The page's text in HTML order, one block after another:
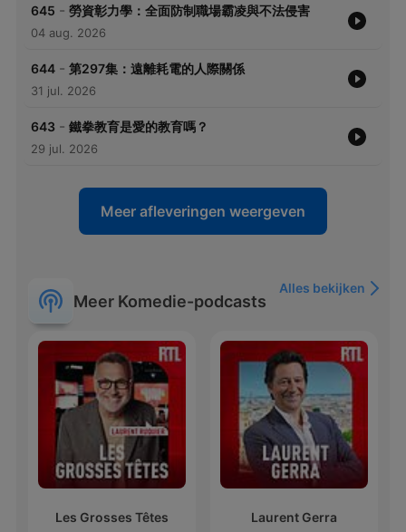
645 - 勞資彰力學：全面防制職場霸凌與不法侵害
04 aug. 2026
644 - 第297集：遠離耗電的人際關係
31 jul. 2026
643 - 鐵拳教育是愛的教育嗎？
29 jul. 2026
Meer afleveringen weergeven
Meer Komedie-podcasts
Alles bekijken
Les Grosses Têtes Laurent Gerra